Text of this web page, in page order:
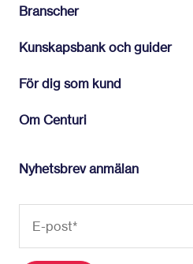
Branscher
Kunskapsbank och guider
För dig som kund
Om Centuri
Nyhetsbrev anmälan